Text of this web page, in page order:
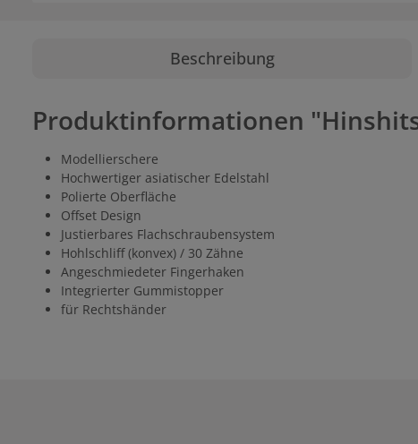
Beschreibung
Produktinformationen
Modellierschere
Hochwertiger asiatischer Edelstahl
Polierte Oberfläche
Offset Design
Justierbares Flachschraubensystem
Hohlschliff (konvex) / 30 Zähne
Angeschmiedeter Fingerhaken
Integrierter Gummistopper
für Rechtshänder